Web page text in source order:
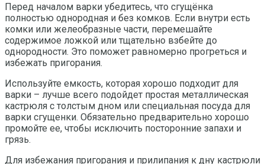
Перед началом варки убедитесь, что сгущёнка
полностью однородная и без комков. Если внутри есть
комки или желеобразные части, перемешайте
содержимое ложкой или тщательно взбейте до
однородности. Это поможет равномерно прогреться и
избежать пригорания.
Используйте емкость, которая хорошо подходит для
варки – лучше всего подойдет простая металлическая
кастрюля с толстым дном или специальная посуда для
варки сгущенки. Обязательно предварительно хорошо
промойте ее, чтобы исключить посторонние запахи и
грязь.
Для избежания пригорания и прилипания к дну кастрюли